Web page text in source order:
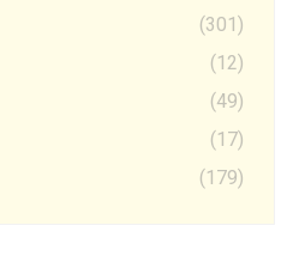
(301)
(12)
(49)
(17)
(179)